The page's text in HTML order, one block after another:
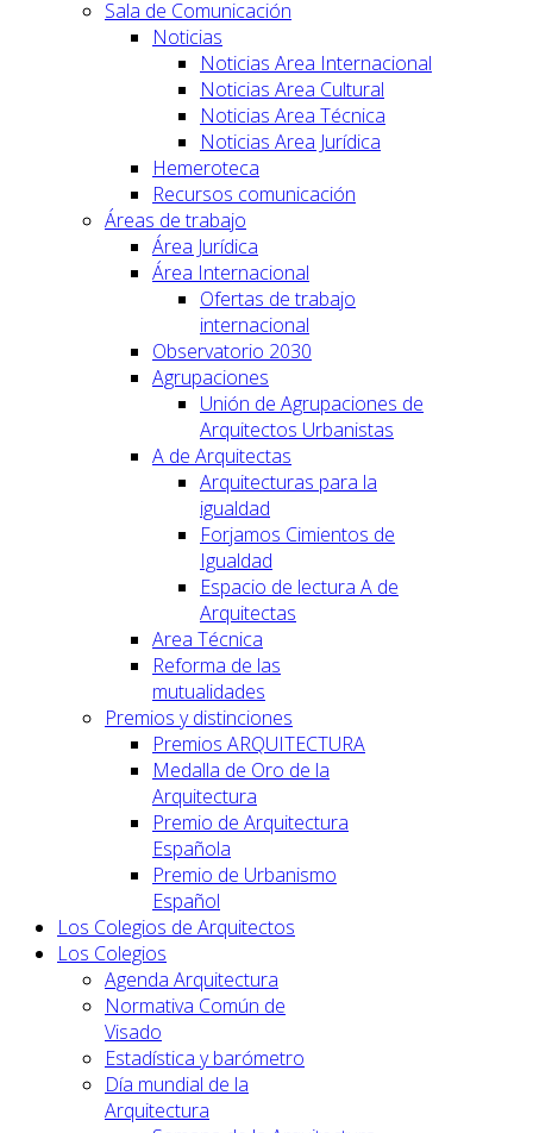
Sala de Comunicación
Noticias
Noticias Area Internacional
Noticias Area Cultural
Noticias Area Técnica
Noticias Area Jurídica
Hemeroteca
Recursos comunicación
Áreas de trabajo
Área Jurídica
Área Internacional
Ofertas de trabajo
internacional
Observatorio 2030
Agrupaciones
Unión de Agrupaciones de
Arquitectos Urbanistas
A de Arquitectas
Arquitecturas para la
igualdad
Forjamos Cimientos de
Igualdad
Espacio de lectura A de
Arquitectas
Area Técnica
Reforma de las
mutualidades
Premios y distinciones
Premios ARQUITECTURA
Medalla de Oro de la
Arquitectura
Premio de Arquitectura
Española
Premio de Urbanismo
Español
Los Colegios de Arquitectos
Los Colegios
Agenda Arquitectura
Normativa Común de
Visado
Estadística y barómetro
Día mundial de la
Arquitectura